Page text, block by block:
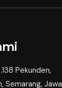
Pekunden,
Semarang, Jawa